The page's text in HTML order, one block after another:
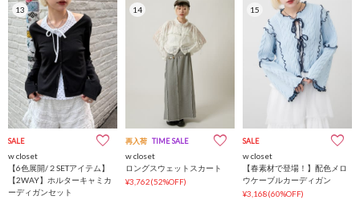
13
SALE
w closet
【6色展開/２SETアイテム】
【2WAY】ホルターキャミカ
ーディガンセット
14
再入荷 TIME SALE
w closet
ロングスウェットスカート
¥3,762(52%OFF)
15
SALE
w closet
【春素材で登場！】配色メロ
ウケーブルカーディガン
¥3,168(60%OFF)